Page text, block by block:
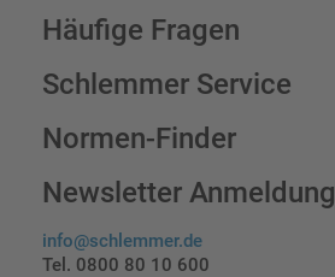
Häufige Fragen
Schlemmer Service
Normen-Finder
Newsletter Anmeldung
info@schlemmer.de
Tel. 0800 80 10 600